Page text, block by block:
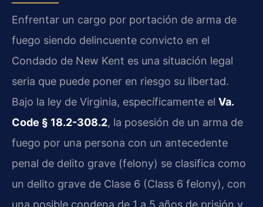
Enfrentar un cargo por portación de arma de
fuego siendo delincuente convicto en el
Condado de New Kent es una situación legal
seria que puede poner en riesgo su libertad.
Bajo la ley de Virginia, específicamente el Va.
Code § 18.2-308.2, la posesión de un arma de
fuego por una persona con un antecedente
penal de delito grave (felony) se clasifica como
un delito grave de Clase 6 (Class 6 felony), con
una posible condena de 1 a 5 años de prisión y,